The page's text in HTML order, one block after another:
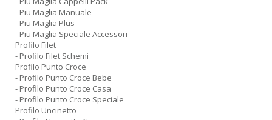
- Piu Maglia Manuale
- Piu Maglia Plus
- Piu Maglia Speciale Accessori
Profilo Filet
- Profilo Filet Schemi
Profilo Punto Croce
- Profilo Punto Croce Bebe
- Profilo Punto Croce Casa
- Profilo Punto Croce Speciale
Profilo Uncinetto